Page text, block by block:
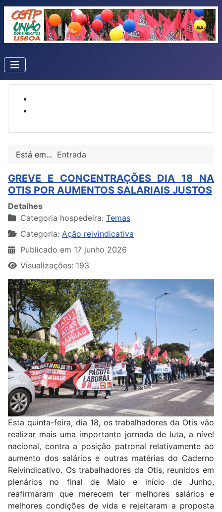
Está em... Entrada
GREVE E CONCENTRAÇÕES DIA 18 NA
OTIS POR AUMENTOS SALARIAIS JUSTOS
Detalhes
Categoria hospedeira: Temas
Categoria: Ação reivindicativa
Publicado em 17 junho 2026
Visualizações: 193
Esta quinta-feira, dia 18, os trabalhadores da Otis vão
realizar mais uma importante jornada de luta, a nível
nacional, contra a posição patronal relativamente ao
aumento dos salários e outras matérias do Caderno
Reivindicativo. Os trabalhadores da Otis, reunidos em
plenários no final de Maio e início de Junho,
reafirmaram que merecem ter melhores salários e
melhores condições de vida e rejeitaram a proposta